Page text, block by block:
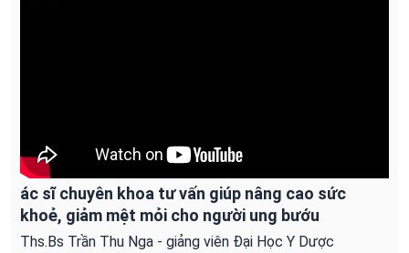
ác sĩ chuyên khoa tư vấn giúp nâng cao sức
khoẻ, giảm mệt mỏi cho người ung bướu
Ths.Bs Trần Thu Nga - giảng viên Đại Học Y Dược